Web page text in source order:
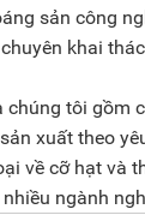
sản công
khai
chúng tôi gồm
xuất theo
về cỡ hạt và
ngành